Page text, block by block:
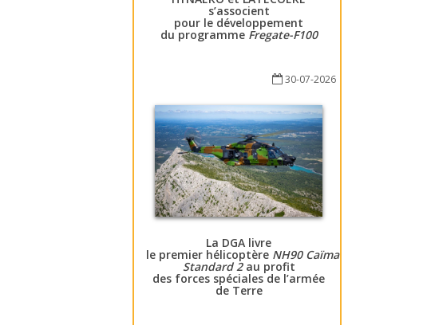
s’associent
pour le développement
du programme Fregate-F100
30-07-2026
La DGA livre
le premier hélicoptère NH90 Caïman
Standard 2au profit
des forces spéciales de l’armée
de Terre